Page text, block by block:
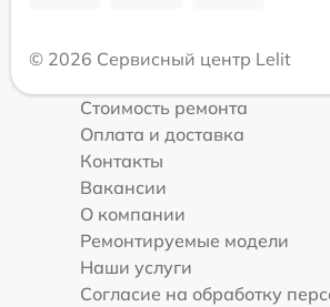
© 2026 Сервисный центр Lelit
Стоимость ремонта
Оплата и доставка
Контакты
Вакансии
О компании
Ремонтируемые модели
Наши услуги
Согласие на обработку